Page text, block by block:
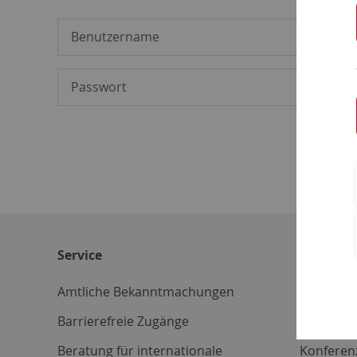
Service
Amtliche Bekanntmachungen
Barrierefreie Zugänge
Beratung für internationale